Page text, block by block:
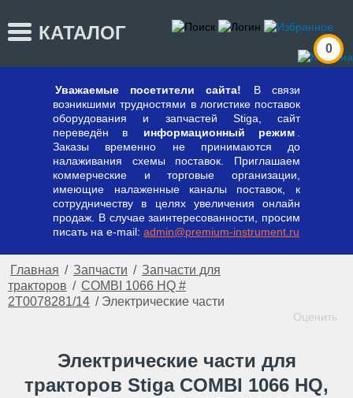
КАТАЛОГ
0
Уважаемые посетители сайта!
В связи
возникшими трудностями в логистике поставок
оборудования и запчастей Stiga, сайт
переведён в
информационный режим
Заказы временно не принимаются до
налаживания схемы поставок. Приглашаем
коммерческие и торговые организации,
имеющие налаженные каналы поставок, к
сотрудничеству в целях увеличения онлайн
продаж. В случае заинтересованности, просим
писать на e-mail:admin@premium-instrument.ru
Главная / Запчасти / Запчасти для
тракторов / COMBI 1066 HQ #
2T0078281/14 / Электрические части
Оценить
Электрические части для
тракторов Stiga COMBI 1066 HQ,